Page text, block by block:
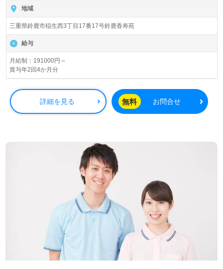
地域
三重県鈴鹿市稲生西3丁目17番17号鈴鹿香寿苑
給与
月給制：191000円～
賞与年2回4か月分
詳細を見る 無料 お問合せ